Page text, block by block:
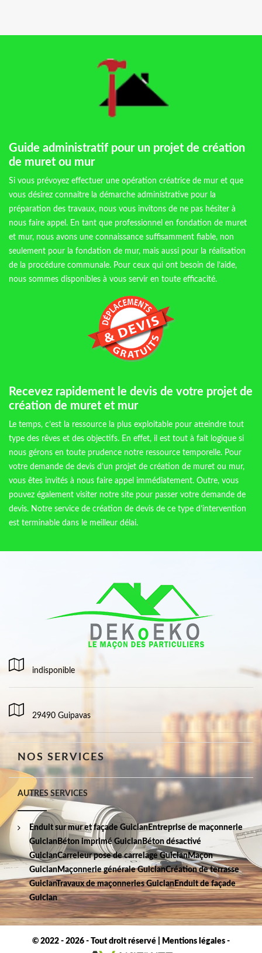
Guide administratif pour un projet de création
de muret ou mur
Si vous prévoyez effectuer une opération créatrice de mur et que
vous désirez connaitre la démarche administrative pour la
préparation des travaux, nous vous invitons de ne pas hésiter à
nous faire appel. En tant que professionnel en fondation de muret
et mur, nous avons une connaissance suffisamment fiable, non
seulement pour la fondation de mur, mais aussi pour la réalisation
de la procédure communale. Pour ceux qui ont besoin de l’aide,
nous sommes disponibles à vous servir en toute efficacité.
Recevez rapidement le devis de votre projet de
création de muret et mur
Le temps, c’est la ressource la plus exploitable pour atteindre tout
type des rêves et des objectifs. En effet, il est tout à fait logique si
nous gérons en toute prudence notre ressource temporelle. Pour
votre demande de devis d’un projet de création de muret ou mur,
vous êtes invités à nous faire appel immédiatement. Outre, vous
pouvez également visiter notre site pour passer votre demande de
devis. Notre service de création de devis de ce type d’intervention
est terminable dans le meilleur délai.
indisponible
29490 Guipavas
NOS SERVICES
AUTRES SERVICES
Enduit sur mur et façade GuiclanEntreprise de maçonnerie
Guiclan Béton imprimé GuiclanBéton désactivé
GuiclanCarreleur pose de carrelage GuiclanMaçon
Guiclan Maçonnerie générale GuiclanCréation de terrasse
GuiclanTravaux de maçonneries GuiclanEnduit de façade
Guiclan
© 2022 - 2026 - Tout droit réservé | Mentions légales -